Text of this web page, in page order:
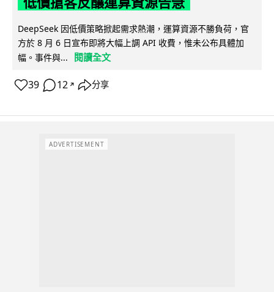
DeepSeek 因低價策略掀起需求熱潮，運算資源不勝負荷，官
方於 8 月 6 日宣布即將大幅上調 API 收費，惟未公布具體加
幅。事件與...
閱讀全文
39 12 ↗ 分享
ADVERTISEMENT